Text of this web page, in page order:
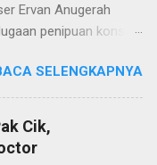
Ervan Anugerah
penipuan konser
yang diajukan Jaksa
dari Kejari Surabaya.
Sigit Sutanto SH
Ervan tersebut
Dalam
SELENGKAPNYA
Cik,